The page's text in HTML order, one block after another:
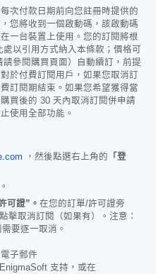
次付款日期前向您註冊時提供的
您將收到一個啟動碼，該啟動碼
一台裝置上使用。您的訂閱將根
以引用方式納入本條款；價格可
參閱購買頁面）自動續訂，前提
於付費訂閱用戶，如果您取消訂
訂閱期結束。如果您希望獲得當
買後的 30 天內取消訂閱併申請
使用全部功能。
，然後點選右上角的 「登
可證”。 在您的訂單/許可證旁
擊取消訂閱（如果有）。注意：
要逐一取消。
子郵件
支持，或在